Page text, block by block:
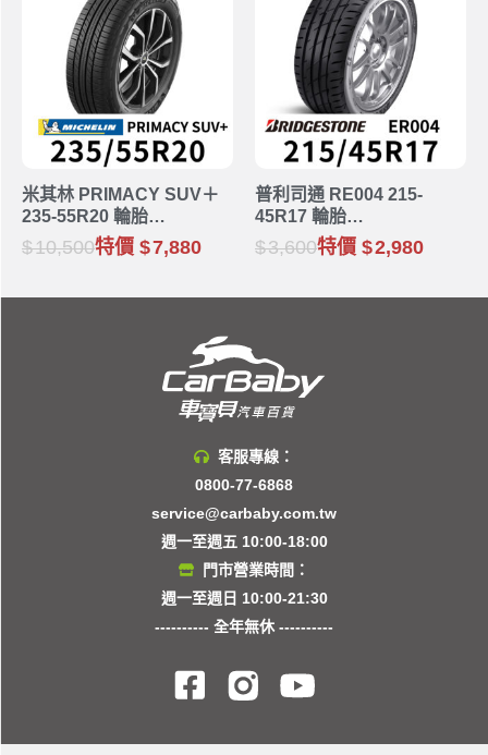
米其林 PRIMACY SUV＋
235-55R20 輪胎
MICHELIN
10,500特價 7,880
普利司通 RE004 215-
45R17 輪胎
BRIDGESTONE
3,600特價 2,980
客服專線：
0800-77-6868
service@carbaby.com.tw
週一至週五 10:00-18:00
門市營業時間：
週一至週日 10:00-21:30
---------- 全年無休 ----------